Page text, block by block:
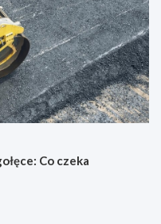
Co czeka